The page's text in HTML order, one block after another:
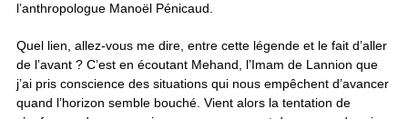
l’anthropologue Manoël Pénicaud.
Quel lien, allez-vous me dire, entre cette légende et le fait d’aller
de l’avant ? C’est en écoutant Mehand, l’Imam de Lannion que
j’ai pris conscience des situations qui nous empêchent d’avancer
quand l’horizon semble bouché. Vient alors la tentation de